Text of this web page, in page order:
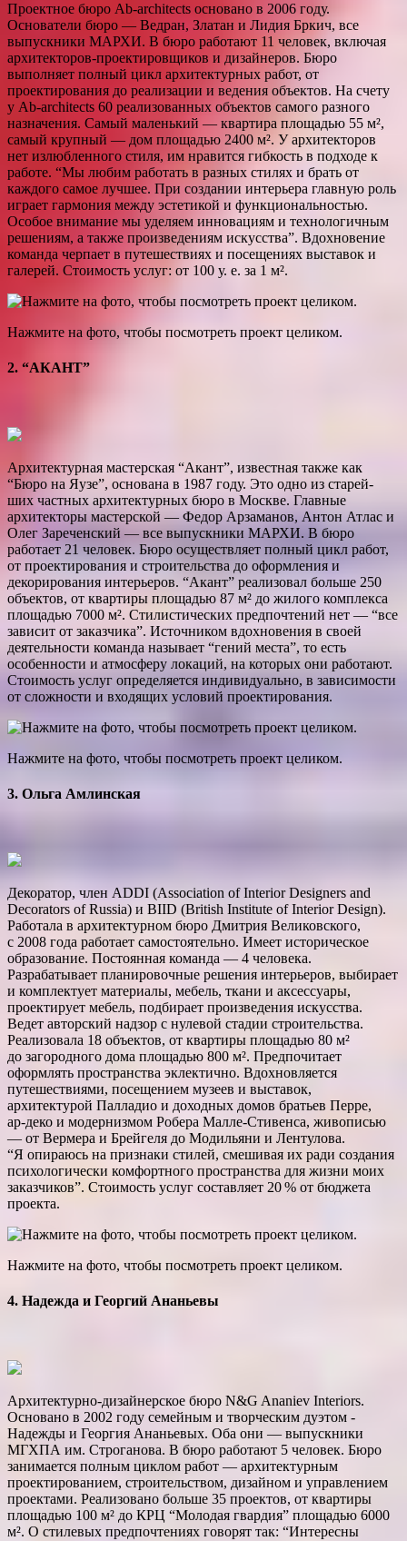
Проектное бюро Ab-architects основано в 2006 году.
Основатели бюро — Ведран, Златан и Лидия Бркич, все
выпускники МАРХИ. В бюро работают 11 человек, включая
архитекторов-проектировщиков и дизайнеров. Бюро
выполняет полный цикл архитектурных работ, от
проектирования до реализации и ведения объектов. На счету
у Ab-architects 60 реализованных объектов самого разного
назначения. Самый маленький — квартира площадью 55 м²,
самый крупный — дом площадью 2400 м². У архитекторов
нет излюбленного стиля, им нравится гибкость в подходе к
работе. “Мы любим работать в разных стилях и брать от
каждого самое лучшее. При создании интерьера главную роль
играет гармония между эстетикой и функцио­нальностью.
Особое внимание мы уделяем инновациям и технологичным
решениям, а также произведениям искусства”. Вдохновение
команда черпает в путешествиях и посеще­ниях выставок и
галерей. Стоимость услуг: от 100 у. е. за 1 м².
Нажмите на фото, чтобы посмотреть проект целиком.
2. “АКАНТ”
Архитектурная мастерская “Акант”, известная также как
“Бюро на Яузе”, основана в 1987 году. Это одно из старей­
ших частных архитектурных бюро в Москве. Главные
архитекторы мастерской — Федор Арзаманов, Антон Атлас и
Олег Зареченский — все выпускники МАРХИ. В бюро
работает 21 человек. Бюро осуществляет полный цикл работ,
от проектирования и строительства до оформления и
декорирования интерьеров. “Акант” реализовал больше 250
объектов, от квартиры площадью 87 м² до жилого комплекса
площадью 7000 м². Стилистических предпочтений нет — “все
зависит от заказчика”. Источником вдохновения в своей
деятельности команда называет “гений места”, то есть
особенности и атмосферу локаций, на которых они работают.
Стоимость услуг определяется индивидуально, в зависи­мости
от сложности и входящих условий проектирования.
Нажмите на фото, чтобы посмотреть проект целиком.
3. Ольга Амлинская
Декоратор, член ADDI (Association of Interior Designers and
Decorators of Russia) и BIID (British Institute of Interior Design).
Работала в архитектурном бюро Дмитрия Великовского,
с 2008 года работает самостоятельно. Имеет историческое
образование. Постоянная команда — 4 человека.
Разрабатывает планировочные решения интерьеров, выбирает
и комплектует материалы, мебель, ткани и аксессуары,
проектирует мебель, подбирает произведения искусства.
Ведет авторский надзор с нулевой стадии строительства.
Реализовала 18 объектов, от квартиры площадью 80 м²
до загородного дома площадью 800 м². Предпочитает
оформлять пространства эклектично. Вдохновляется
путешествиями, посещением музеев и выставок,
архитектурой Палладио и доходных домов братьев Перре,
ар‑деко и модернизмом Робера Малле-Стивенса, живописью
— от Вермера и Брейгеля до Модильяни и Лентулова.
“Я опираюсь на признаки стилей, смешивая их ради создания
психологически комфортного пространства для жизни моих
заказчиков”. Стоимость услуг составляет 20 % от бюджета
проекта.
Нажмите на фото, чтобы посмотреть проект целиком.
4. Надежда и Георгий Ананьевы
Архитектурно-дизайнерское бюро N&G Ananiev Interiors.
Основано в 2002 году семейным и творческим дуэтом ­
Надежды и Георгия Ананьевых. Оба они — выпускники
МГХПА им. ­Строганова. В бюро работают 5 человек. Бюро
занимается полным циклом работ — архитектурным
проектированием, строительством, дизайном и управлением
проектами. Реализовано больше 35 проектов, от квартиры
площадью 100 м² до КРЦ “Молодая гвардия” площадью 6000
м². О стилевых предпочтениях говорят так: “Интересны